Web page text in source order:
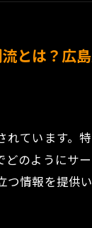
とは？広
ています。
のようにサ
情報を提供い